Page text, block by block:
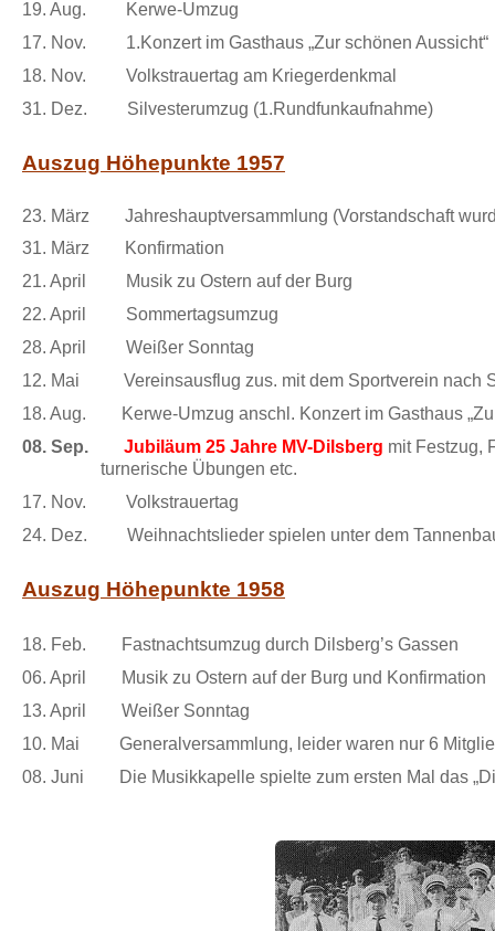
19. Aug. Kerwe-Umzug
17. Nov. 1.Konzert im Gasthaus „Zur schönen Aussicht“
18. Nov. Volkstrauertag am Kriegerdenkmal
31. Dez. Silvesterumzug (1.Rundfunkaufnahme)
Auszug Höhepunkte 1957
23. März Jahreshauptversammlung (Vorstandschaft
31. März Konfirmation
21. April Musik zu Ostern auf der Burg
22. April Sommertagsumzug
28. April Weißer Sonntag
12. Mai Vereinsausflug zus. mit dem Sportverein nach
18. Aug. Kerwe-Umzug anschl. Konzert im Gasthaus
08. Sep. Jubiläum 25 Jahre MV-Dilsberg mit
turnerische Übungen etc.
17. Nov. Volkstrauertag
24. Dez. Weihnachtslieder spielen unter dem
Auszug Höhepunkte 1958
18. Feb. Fastnachtsumzug durch Dilsberg’s Gassen
06. April Musik zu Ostern auf der Burg und Konfirmation
13. April Weißer Sonntag
10. Mai Generalversammlung, leider waren nur 6
08. Juni Die Musikkapelle spielte zum ersten Mal das